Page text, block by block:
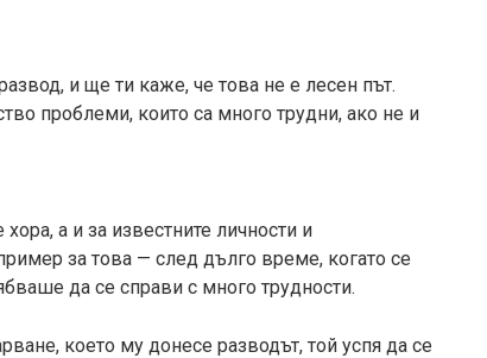
и ще ти каже, че това не е лесен път.
проблеми, които са много трудни, ако не и
а и за известните личности и
за това — след дълго време, когато се
да се справи с много трудности.
което му донесе разводът, той успя да се